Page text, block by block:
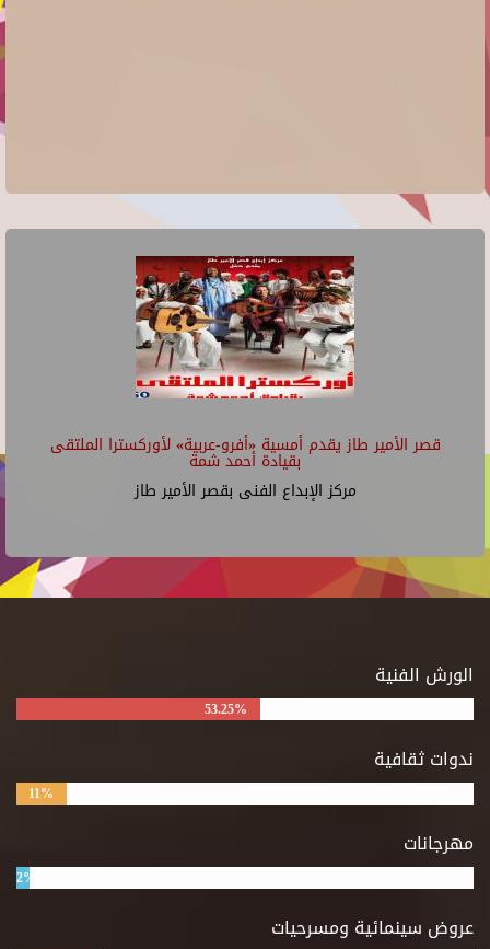
قصر الأمير طاز يقدم أمسية «أفرو-عربية» لأوركسترا الملتقى
بقيادة أحمد شمة
مركز الإبداع الفنى بقصر الأمير طاز
الورش الفنية
53.25%
ندوات ثقافية
11%
مهرجانات
2%
عروض سينمائية ومسرحيات